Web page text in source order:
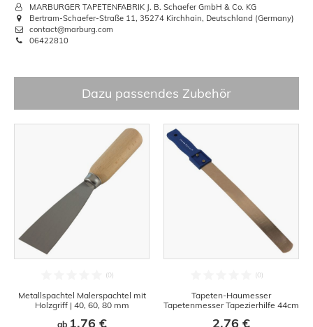
MARBURGER TAPETENFABRIK J. B. Schaefer GmbH & Co. KG
Bertram-Schaefer-Straße 11, 35274 Kirchhain, Deutschland (Germany)
contact@marburg.com
06422810
Dazu passendes Zubehör
Metallspachtel Malerspachtel mit
Holzgriff | 40, 60, 80 mm
ab 1,76 €
Tapeten-Haumesser
Tapetenmesser Tapezierhilfe 44cm
2,76 €